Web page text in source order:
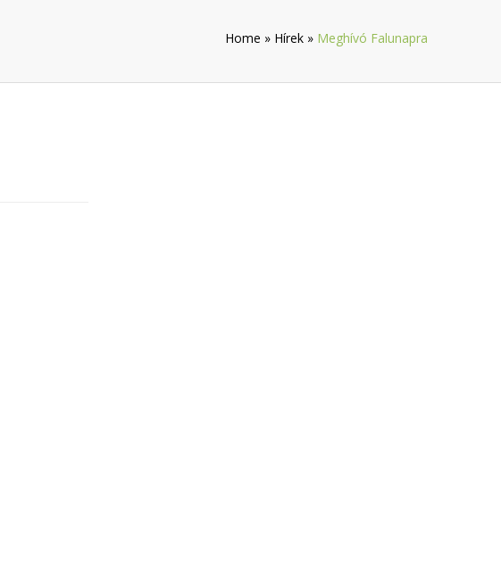
Home » Hírek » Meghívó Falunapra